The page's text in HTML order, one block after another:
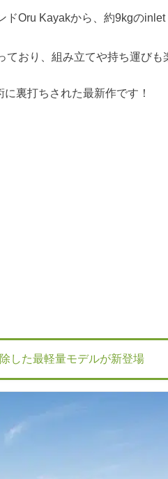
Oru Kayakから、約9kgの
ており、組み立てや持ち運びも
裏打ちされた最新作です！
した最軽量モデルが新登場